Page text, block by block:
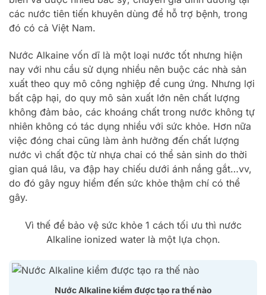
các nước tiên tiến khuyên dùng để hỗ trợ bệnh, trong
đó có cả Việt Nam.
Nước Alkaine vốn dĩ là một loại nước tốt nhưng hiện
nay với nhu cầu sử dụng nhiều nên buộc các nhà sản
xuất theo quy mô công nghiệp để cung ứng. Nhưng lợi
bất cập hại, do quy mô sản xuất lớn nên chất lượng
không đảm bảo, các khoáng chất trong nước không tự
nhiên không có tác dụng nhiều với sức khỏe. Hơn nữa
việc đóng chai cũng làm ảnh hưởng đến chất lượng
nước vì chất độc từ nhựa chai có thể sản sinh do thời
gian quá lâu, va đập hay chiếu dưới ánh nắng gắt…vv,
do đó gây nguy hiểm đến sức khỏe thậm chí có thể
gây.
Vì thế để bảo vệ sức khỏe 1 cách tối ưu thì nước
Alkaline ionized water là một lựa chọn.
Nước Alkaline kiềm được tạo ra thế nào